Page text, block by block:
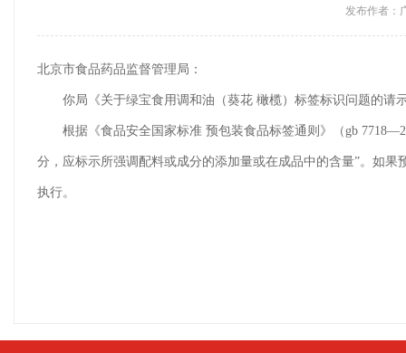
发布作者
北京市食品药品监督管理局：
你局《关于绿宝食用调和油（葵花 橄榄）标签标识问题的请
根据《食品安全国家标准 预包装食品标签通则》（gb
分，应标示所强调配料或成分的添加量或在成品中的含量”。如
执行。